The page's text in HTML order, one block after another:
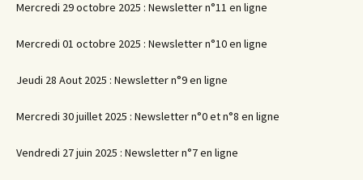
Mercredi 29 octobre 2025 : Newsletter n°11 en ligne
Mercredi 01 octobre 2025 : Newsletter n°10 en ligne
Jeudi 28 Aout 2025 : Newsletter n°9 en ligne
Mercredi 30 juillet 2025 : Newsletter n°0 et n°8 en ligne
Vendredi 27 juin 2025 : Newsletter n°7 en ligne